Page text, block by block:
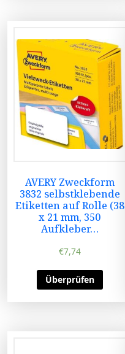
AVERY Zweckform
3832 selbstklebende
Etiketten auf Rolle (38
x 21 mm, 350
Aufkleber…
€7,74
Überprüfen